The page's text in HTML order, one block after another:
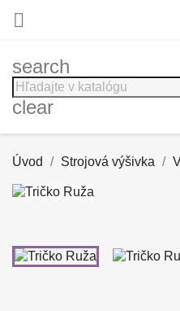

search
clear
Úvod Strojová výšivka